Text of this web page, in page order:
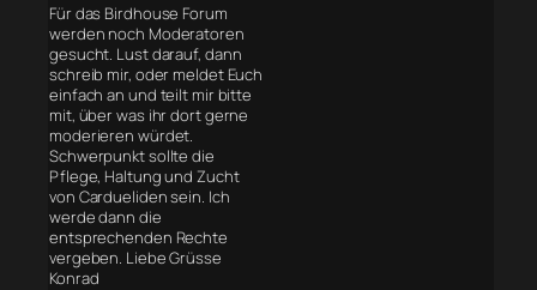
Für das Birdhouse Forum
werden noch Moderatoren
gesucht. Lust darauf, dann
schreib mir, oder meldet Euch
einfach an und teilt mir bitte
mit, über was ihr dort gerne
moderieren würdet.
Schwerpunkt sollte die
Pflege, Haltung und Zucht
von Cardueliden sein. Ich
werde dann die
entsprechenden Rechte
vergeben. Liebe Grüsse
Konrad